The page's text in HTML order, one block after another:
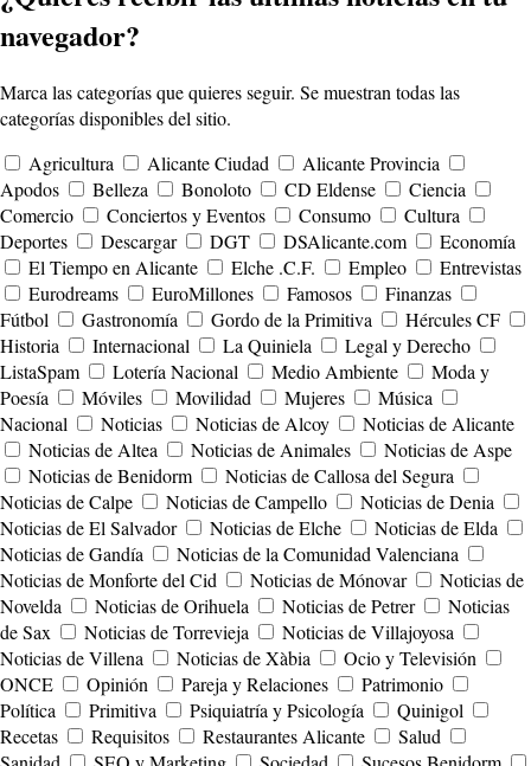
navegador?
Marca las categorías que quieres seguir. Se muestran todas las
categorías disponibles del sitio.
Agricultura
Alicante Ciudad
Alicante Provincia
Apodos
Belleza Bonoloto CD Eldense
Ciencia
Comercio
Conciertos y Eventos Consumo
Cultura
Deportes
Descargar DGT DSAlicante.com
Economía
El Tiempo en Alicante
Elche .C.F. Empleo
Entrevistas
Eurodreams
EuroMillones Famosos
Finanzas
Fútbol
Gastronomía Gordo de la Primitiva
Hércules CF
Historia
Internacional La Quiniela
Legal y Derecho
ListaSpam
Lotería Nacional Medio Ambiente
Moda y
Poesía
Móviles Movilidad Mujeres
Música
Nacional
Noticias Noticias de Alcoy
Noticias de Alicante
Noticias de Altea
Noticias de Animales
Noticias de Aspe
Noticias de Benidorm
Noticias de Callosa del Segura
Noticias de Calpe
Noticias de Campello
Noticias de Denia
Noticias de El Salvador
Noticias de Elche
Noticias de Elda
Noticias de Gandía
Noticias de la Comunidad Valenciana
Noticias de Monforte del Cid
Noticias de Mónovar
Noticias de
Novelda
Noticias de Orihuela Noticias de Petrer
Noticias
de Sax
Noticias de Torrevieja
Noticias de Villajoyosa
Noticias de Villena
Noticias de Xàbia
Ocio y Televisión
ONCE
Opinión Pareja y Relaciones
Patrimonio
Política
Primitiva Psiquiatría y Psicología
Quinigol
Recetas
Requisitos Restaurantes Alicante
Salud